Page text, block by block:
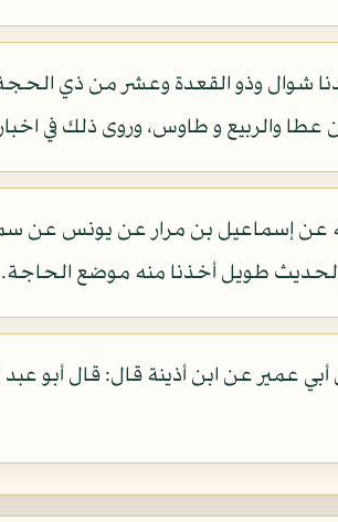
شوال وذو القعدة وعشر من ذي
والربيع و طاوس، وروى ذلك في
عن إسماعيل بن مرار عن يونس عن
طويل أخذنا منه موضع الحاجة.
عمير عن ابن أذينة قال: قال أبو